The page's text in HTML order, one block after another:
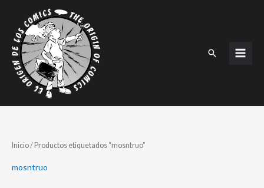
contenido
Buscar
Inicio/ Productos etiquetados “mosntruo”
mosntruo
Ordenado
por